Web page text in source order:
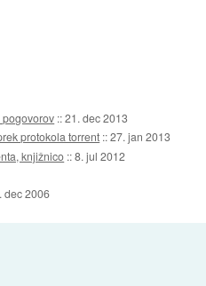
pogovorov ::21. dec 2013
protokola torrent ::27. jan 2013
knjižnico ::8. jul 2012
dec 2006